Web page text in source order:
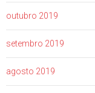
outubro 2019
setembro 2019
agosto 2019